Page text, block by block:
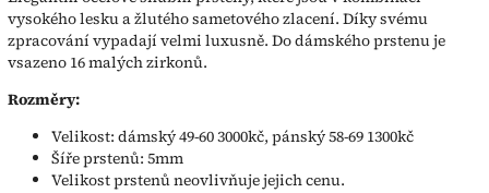
vysokého lesku a žlutého sametového zlacení. Díky svému
zpracování vypadají velmi luxusně. Do dámského prstenu je
vsazeno 16 malých zirkonů.
Rozměry:
Velikost: dámský 49-60 3000kč, pánský 58-69 1300kč
Šíře prstenů: 5mm
Velikost prstenů neovlivňuje jejich cenu.